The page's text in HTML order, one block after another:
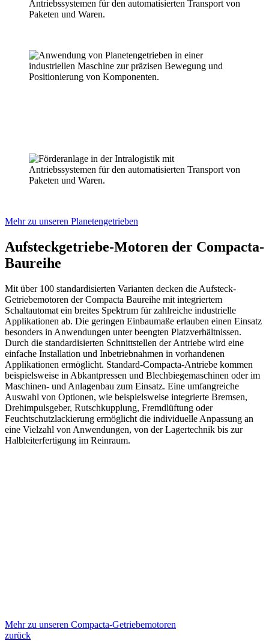
Mehr zu unseren Planetengetrieben
Aufsteckgetriebe-Motoren der Compacta-
Baureihe
Mit über 100 standardisierten Varianten decken die Aufsteck-
Getriebemotoren der Compacta Baureihe mit integriertem
Schaltautomat ein breites Spektrum für zahlreiche industrielle
Applikationen ab. Die geringen Einbaumaße erlauben einen Einsatz
besonders in Anwendungen unter beengten Platzverhältnissen.
Durch die standardisierten Schnittstellen der Antriebe wird eine
einfache Installation und Inbetriebnahmen in vorhandenen
Applikationen ermöglicht. Standard-Compacta-Antriebe kommen
beispielsweise in Abkantpressen und Blechbiegemaschinen oder im
Maschinen- und Anlagenbau zum Einsatz. Eine umfangreiche
Auswahl von Optionen, wie beispielsweise integrierte Bremsen,
Drehimpulsgeber, Rutschkupplung, Fremdlüftung oder
Feuchtschutzlackierung ermöglicht die individuelle Anpassung an
eine Vielzahl von Anwendungen, von der Lagertechnik bis zur
Halbleiterfertigung im Reinraum.
Mehr zu unseren Compacta-Getriebemotoren
zurück